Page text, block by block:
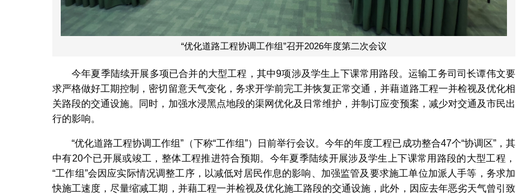
“优化道路工程协调工作组”召开2026年度第二次会议
今年夏季陆续开展多项已合并的大型工程，其中9项涉及学生上下课常用路段。运输工务司司长谭伟文要
求严格做好工期控制，密切留意天气变化，务求开学前完工并恢复正常交通，并藉道路工程一并检视及优化相
关路段的交通设施。同时，加强水浸黑点地段的渠网优化及日常维护，并制订应变预案，减少对交通及市民出
行的影响。
“优化道路工程协调工作组”（下称“工作组”）日前举行会议。今年的年度工程已成功整合47个“协调区”，其
中有20个已开展或竣工，整体工程推进符合预期。今年夏季陆续开展涉及学生上下课常用路段的大型工程，
“工作组”会因应实际情况调整工序，以减低对居民作息的影响、加强监管及要求施工单位加派人手等，务求加
快施工速度，尽量缩减工期，并藉工程一并检视及优化施工路段的交通设施，此外，因应去年恶劣天气曾引致